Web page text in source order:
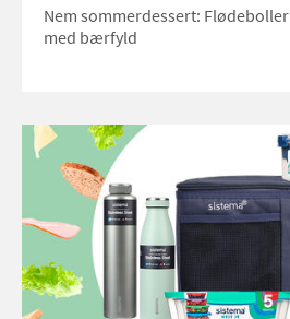
Nem sommerdessert: Flødeboller
med bærfyld